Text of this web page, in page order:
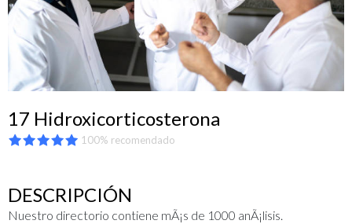
17 Hidroxicorticosterona
100% recomendado
DESCRIPCIÓN
Nuestro directorio contiene mÃ¡s de 1000 anÃ¡lisis.